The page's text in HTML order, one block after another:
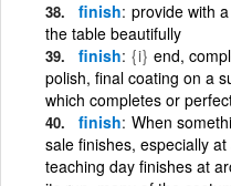
finish provide with
the table beautifully
finish {i} end,
polish, final coating on a
which completes or
finish When
sale finishes, especially
teaching day finishes at